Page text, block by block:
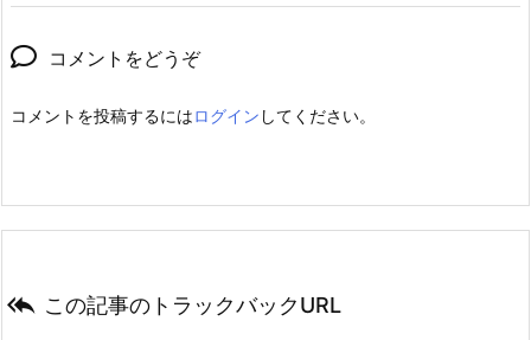
コメントをどうぞ
コメントを投稿するにはログイン してください。
 この記事のトラックバックURL